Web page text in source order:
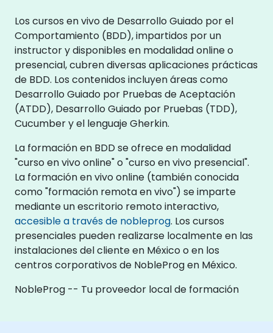
Los cursos en vivo de Desarrollo Guiado por el
Comportamiento (BDD), impartidos por un
instructor y disponibles en modalidad online o
presencial, cubren diversas aplicaciones prácticas
de BDD. Los contenidos incluyen áreas como
Desarrollo Guiado por Pruebas de Aceptación
(ATDD), Desarrollo Guiado por Pruebas (TDD),
Cucumber y el lenguaje Gherkin.
La formación en BDD se ofrece en modalidad
"curso en vivo online" o "curso en vivo presencial".
La formación en vivo online (también conocida
como "formación remota en vivo") se imparte
mediante un escritorio remoto interactivo,
accesible a través de nobleprog. Los cursos
presenciales pueden realizarse localmente en las
instalaciones del cliente en México o en los
centros corporativos de NobleProg en México.
NobleProg -- Tu proveedor local de formación